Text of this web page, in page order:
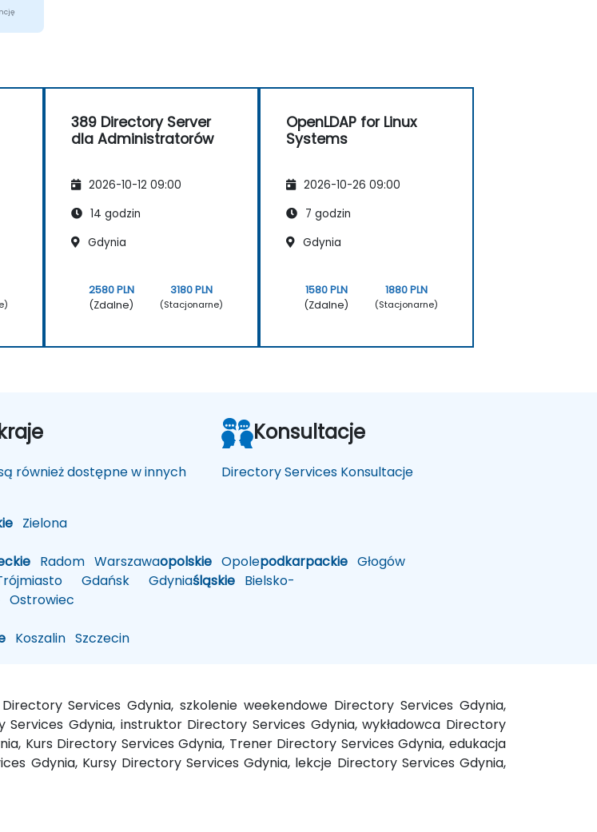
389 Directory Server
dla Administratorów
2026-10-12 09:00
14 godzin
Gdynia
2580 PLN
(Zdalne)
3180 PLN
(Stacjonarne)
OpenLDAP for Linux
Systems
2026-10-26 09:00
7 godzin
Gdynia
1580 PLN
(Zdalne)
1880 PLN
(Stacjonarne)
Zielona
Radom Warszawaopolskie Opolepodkarpackie Głogów
Gdańsk Gdyniaśląskie Bielsko-
Ostrowiec
Koszalin Szczecin
również dostępne w innych
Konsultacje
Directory Services Konsultacje
Services Gdynia, szkolenie weekendowe Directory Services Gdynia,
Gdynia, instruktor Directory Services Gdynia, wykładowca Directory
Kurs Directory Services Gdynia, Trener Directory Services Gdynia, edukacja
Gdynia, Kursy Directory Services Gdynia, lekcje Directory Services Gdynia,